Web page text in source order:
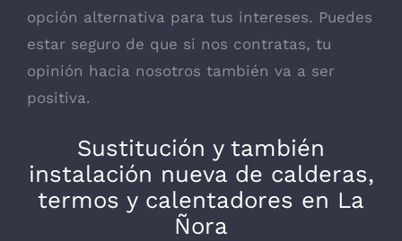
opción alternativa para tus intereses. Puedes
estar seguro de que si nos contratas, tu
opinión hacia nosotros también va a ser
positiva.
Sustitución y también
instalación nueva de calderas,
termos y calentadores en La
Ñora